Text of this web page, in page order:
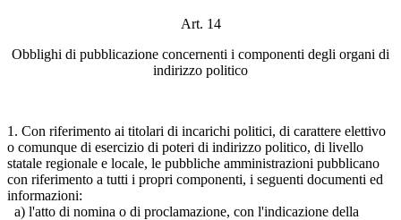
Art. 14
Obblighi di pubblicazione concernenti i componenti degli organi di
indirizzo politico
1. Con riferimento ai titolari di incarichi politici, di carattere elettivo
o comunque di esercizio di poteri di indirizzo politico, di livello
statale regionale e locale, le pubbliche amministrazioni pubblicano
con riferimento a tutti i propri componenti, i seguenti documenti ed
informazioni:
a) l'atto di nomina o di proclamazione, con l'indicazione della